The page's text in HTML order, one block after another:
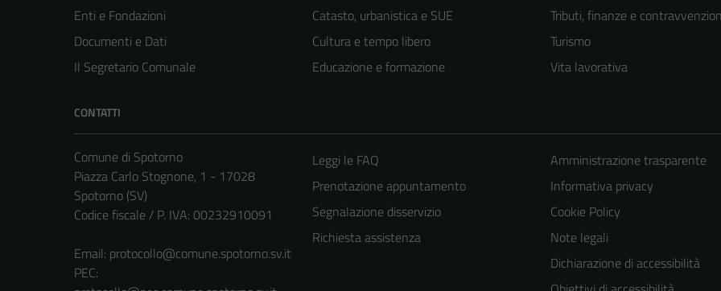
Enti e Fondazioni
Documenti e Dati
Il Segretario Comunale
Catasto, urbanistica e SUE
Cultura e tempo libero
Educazione e formazione
Tributi, finanze e
Turismo
Vita lavorativa
CONTATTI
Comune di Spotorno
Piazza Carlo Stognone, 1 - 17028
Spotorno (SV)
Codice fiscale / P. IVA: 00232910091
Email: protocollo@comune.spotorno.sv.it
PEC:
Leggi le FAQ
Prenotazione appuntamento
Segnalazione disservizio
Richiesta assistenza
Amministrazione trasparente
Informativa privacy
Cookie Policy
Note legali
Dichiarazione di accessibilità
Questi cookie
sono necessari
per il
funzionamento
del sito e non